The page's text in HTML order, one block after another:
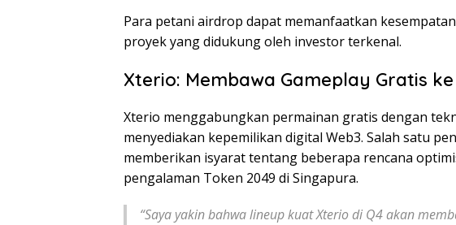
Para petani airdrop dapat memanfaatkan
proyek yang didukung oleh investor terkenal.
Xterio: Membawa Gameplay Gratis
Xterio menggabungkan permainan gratis dengan
menyediakan kepemilikan digital Web3. Salah satu
memberikan isyarat tentang beberapa rencana
pengalaman Token 2049 di Singapura.
“Saya yakin bahwa lineup kuat Xterio di Q4 akan